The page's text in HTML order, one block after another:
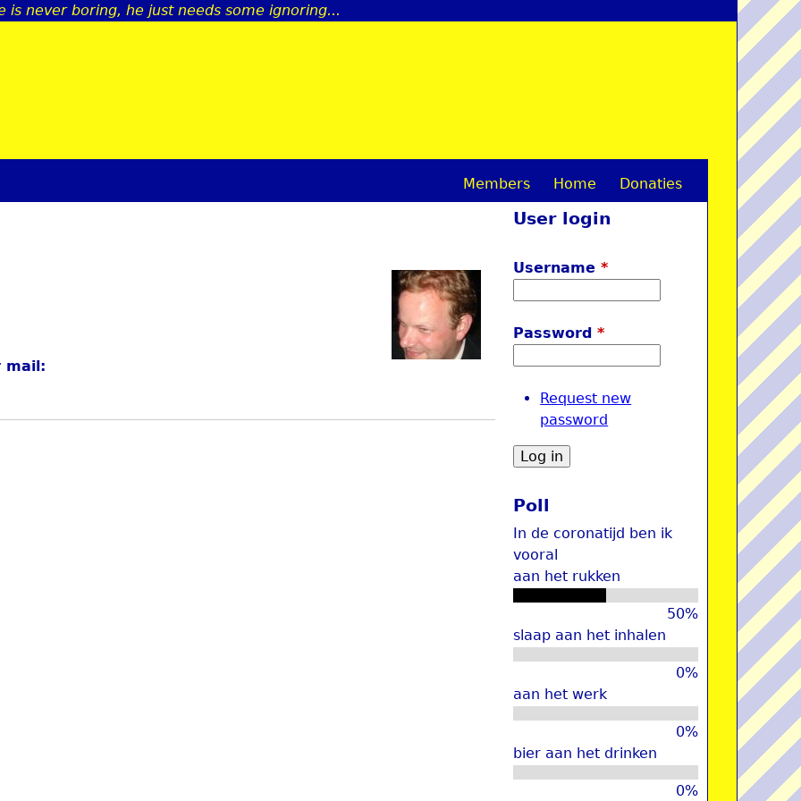
Jump to navigation
is never boring, he just needs some ignoring...
mail:
M
n
m
e
Members Home Donaties
User login
Username*
Password*
Request new
password
Poll
In de coronatijd ben ik
vooral
aan het rukken
50%
slaap aan het inhalen
0%
aan het werk
0%
bier aan het drinken
0%